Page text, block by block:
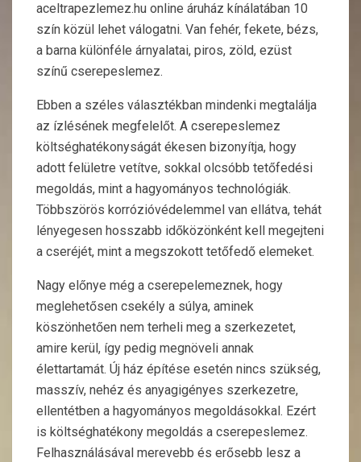
aceltrapezlemez.hu online áruház kínálatában 10
szín közül lehet válogatni. Van fehér, fekete, bézs,
a barna különféle árnyalatai, piros, zöld, ezüst
színű cserepeslemez.
Ebben a széles választékban mindenki megtalálja
az ízlésének megfelelőt. A cserepeslemez
költséghatékonyságát ékesen bizonyítja, hogy
adott felületre vetítve, sokkal olcsóbb tetőfedési
megoldás, mint a hagyományos technológiák.
Többszörös korrózióvédelemmel van ellátva, tehát
lényegesen hosszabb időközönként kell megejteni
a cseréjét, mint a megszokott tetőfedő elemeket.
Nagy előnye még a cserepelemeznek, hogy
meglehetősen csekély a súlya, aminek
köszönhetően nem terheli meg a szerkezetet,
amire kerül, így pedig megnöveli annak
élettartamát. Új ház építése esetén nincs szükség,
masszív, nehéz és anyagigényes szerkezetre,
ellentétben a hagyományos megoldásokkal. Ezért
is költséghatékony megoldás a cserepeslemez.
Felhasználásával merevebb és erősebb lesz a